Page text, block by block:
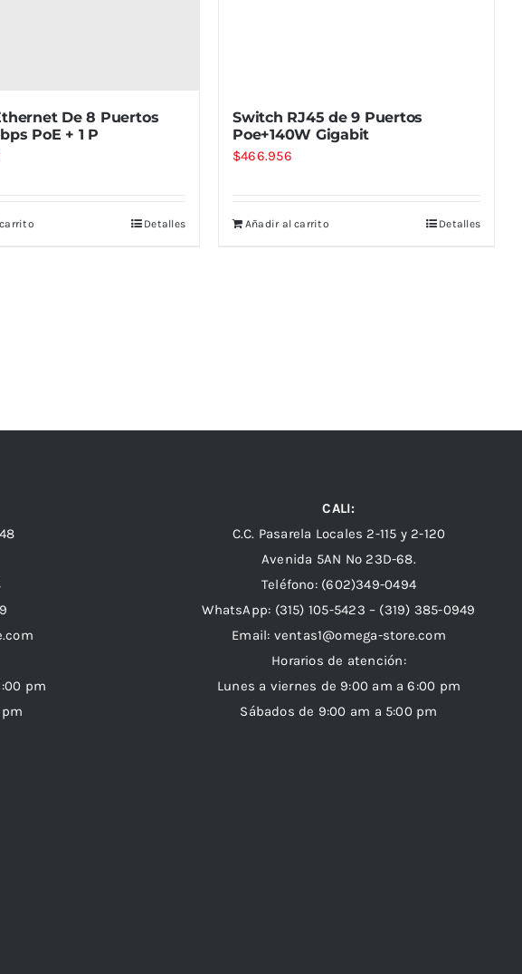
De 8 Puertos
PoE + 1 P
Detalles
Switch RJ45 de 9 Puertos
Poe+140W Gigabit
$466.956
Añadir al carrito Detalles
pm
CALI:
C.C. Pasarela Locales 2-115 y 2-120
Avenida 5AN Nº 23D-68.
Teléfono: (602)349-0494
WhatsApp: (315) 105-5423 – (319) 385-0949
Email: ventas1@omega-store.com
Horarios de atención:
Lunes a viernes de 9:00 am a 6:00 pm
Sábados de 9:00 am a 5:00 pm